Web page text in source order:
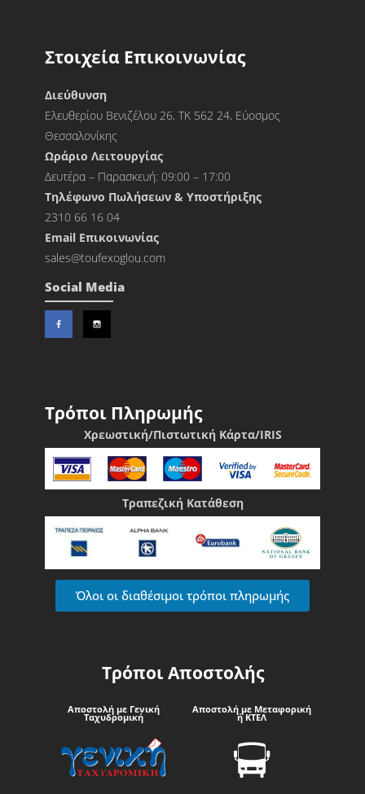
Στοιχεία Επικοινωνίας
Διεύθυνση
Ελευθερίου Βενιζέλου 26, ΤΚ 562 24, Εύοσμος
Θεσσαλονίκης
Ωράριο Λειτουργίας
Δευτέρα – Παρασκευή: 09:00 – 17:00
Τηλέφωνο Πωλήσεων & Υποστήριξης
2310 66 16 04
Εmail Επικοινωνίας
sales@toufexoglou.com
Social Media
Τρόποι Πληρωμής
Χρεωστική/Πιστωτική Κάρτα/IRIS
Τραπεζική Κατάθεση
Όλοι οι διαθέσιμοι τρόποι πληρωμής
Τρόποι Αποστολής
Αποστολή με Γενική
Ταχυδρομική
Αποστολή με Μεταφορική
ή ΚΤΕΛ